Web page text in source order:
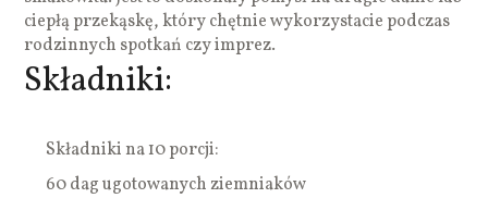
ciepłą przekąskę, który chętnie wykorzystacie podczas
rodzinnych spotkań czy imprez.
Składniki:
Składniki na 10 porcji:
60 dag ugotowanych ziemniaków